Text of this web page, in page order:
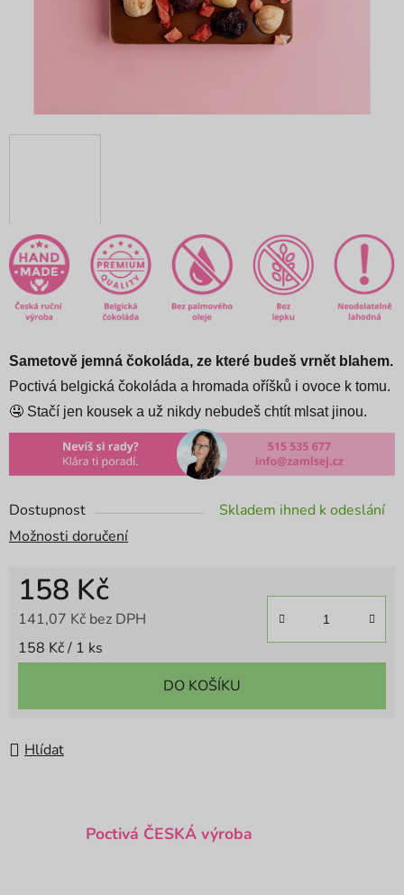
Sametově jemná čokoláda, ze které budeš vrnět blahem.
Poctivá belgická čokoláda a hromada oříšků i ovoce k tomu.
🤤 Stačí jen kousek a už nikdy nebudeš chtít mlsat jinou.
Dostupnost
Skladem ihned k odeslání
Možnosti doručení
158 Kč
141,07 Kč bez DPH
Měrná cena:
158 Kč / 1 ks
DO KOŠÍKU
Hlídat
Poctivá ČESKÁ výroba